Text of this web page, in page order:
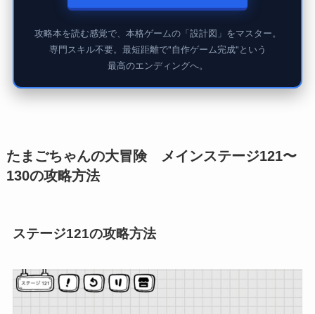
攻略本を読む感覚で、本格ゲームの「設計図」をマスター。
専門スキル不要。最短距離で"自作ゲーム完成"という
最高のエンディングへ。
たまごちゃんの大冒険 メインステージ121〜
130の攻略方法
ステージ121の攻略方法